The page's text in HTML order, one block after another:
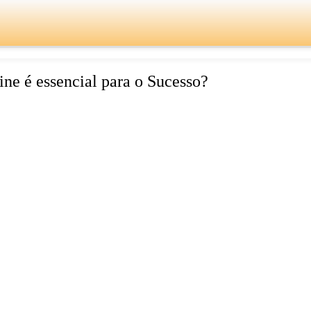
é essencial para o Sucesso?